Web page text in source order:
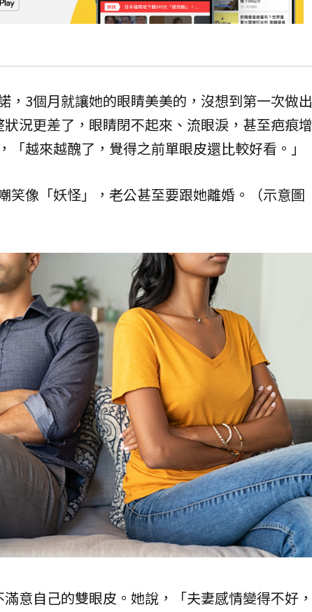
，3個月就讓她的眼睛美美的，沒想到第一次做出
況更差了，眼睛閉不起來、流眼淚，甚至疤痕增
「越來越醜了，覺得之前單眼皮還比較好看。」
像「妖怪」，老公甚至要跟她離婚。（示意圖
意自己的雙眼皮。她說，「夫妻感情變得不好，